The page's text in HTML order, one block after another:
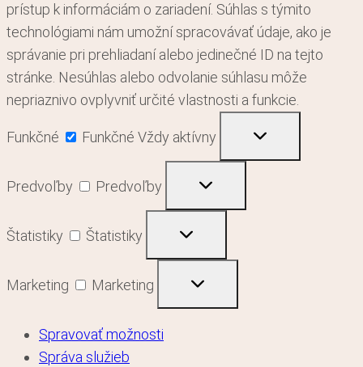
prístup k informáciám o zariadení. Súhlas s týmito
technológiami nám umožní spracovávať údaje, ako je
správanie pri prehliadaní alebo jedinečné ID na tejto
stránke. Nesúhlas alebo odvolanie súhlasu môže
nepriaznivo ovplyvniť určité vlastnosti a funkcie.
Funkčné Funkčné Vždy aktívny
Predvoľby Predvoľby
Štatistiky Štatistiky
Marketing Marketing
Spravovať možnosti
Správa služieb